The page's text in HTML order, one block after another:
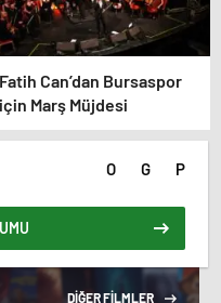
Fatih Can’dan Bursaspor
için Marş Müjdesi
O G P
DİĞER FİLMLER